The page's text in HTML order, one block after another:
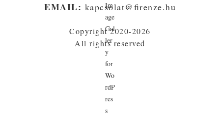
EMAIL: kapcsolat@firenze.hu
Copyright 2020-2026
All rights reserved